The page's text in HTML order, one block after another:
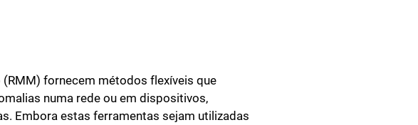
fornecem métodos flexíveis que
numa rede ou em dispositivos,
Embora estas ferramentas sejam utilizadas